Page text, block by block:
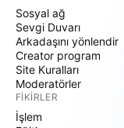
Sosyal ağ
Sevgi Duvarı
Arkadaşını yönlendir
Creator program
Site Kuralları
Moderatörler
FIKIRLER
İşlem